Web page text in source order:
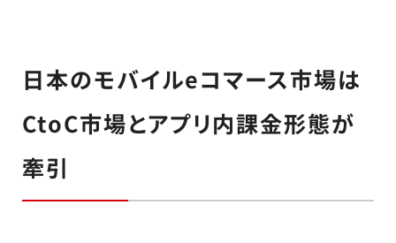
日本のモバイルeコマース市場は
CtoC市場とアプリ内課金形態が
牽引